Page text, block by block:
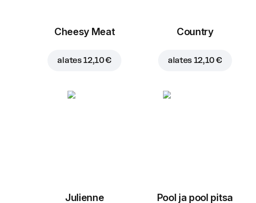
Cheesy Meat
alates12,10 €
Country
alates 12,10 €
Julienne Pool ja pool pitsa